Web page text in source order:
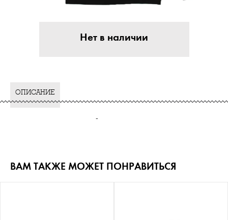
Нет в наличии
ОПИСАНИЕ
-
ВАМ ТАКЖЕ МОЖЕТ ПОНРАВИТЬСЯ